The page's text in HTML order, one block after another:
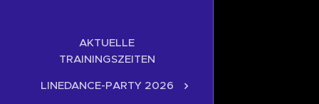
AKTUELLE
TRAININGSZEITEN
LINEDANCE-PARTY 2026